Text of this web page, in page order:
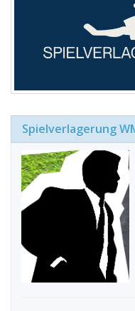
Spielverlagerung